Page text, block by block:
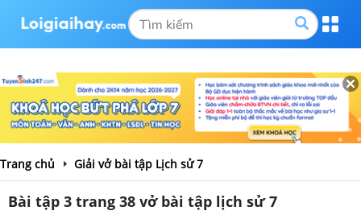
Trang chủ Giải vở bài tập Lịch sử 7
Bài tập 3 trang 38 vở bài tập lịch sử 7